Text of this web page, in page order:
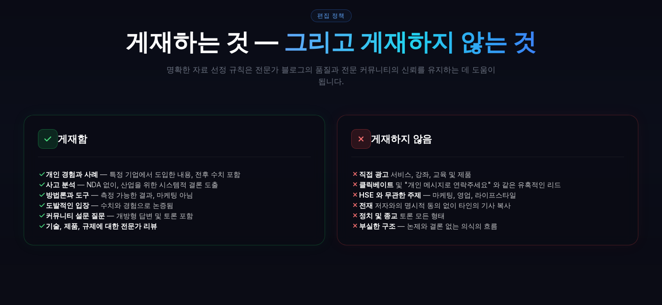
편집 정책
게재하는 것 — 그리고 게재하지 않는 것
명확한 자료 선정 규칙은 전문가 블로그의 품질과 전문 커뮤니티의 신뢰를 유지하는 데 도움이
됩니다.
게재함
개인 경험과 사례 — 특정 기업에서 도입한 내용, 전후 수치 포함
사고 분석 — NDA 없이, 산업을 위한 시스템적 결론 도출
방법론과 도구 — 측정 가능한 결과, 마케팅 아님
도발적인 입장— 수치와 경험으로 논증됨
커뮤니티 설문 질문 — 개방형 답변 및 토론 포함
기술, 제품, 규제에 대한 전문가 리뷰
게재하지 않음
직접 광고 서비스, 강좌, 교육 및 제품
클릭베이트 및 "개인 메시지로 연락주세요" 와 같은 유혹적인 리드
HSE 와 무관한 주제 — 마케팅, 영업, 라이프스타일
전재 저자와의 명시적 동의 없이 타인의 기사 복사
정치 및 종교 토론 모든 형태
부실한 구조 — 논제와 결론 없는 의식의 흐름